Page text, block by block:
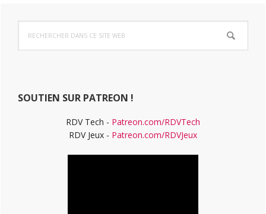
Barre
latérale
dans
ce
SOUTIEN SUR PATREON !
RDV Tech - Patreon.com/RDVTech
RDV Jeux - Patreon.com/RDVJeux